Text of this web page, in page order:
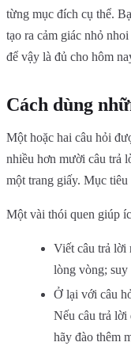
từng mục đích cụ thể.
tạo ra cảm giác nhỏ
để vậy là đủ cho hôm
Cách dùng
Một hoặc hai câu hỏi
nhiều hơn mười câu trả
một trang giấy. Mục
Một vài thói quen giúp
Viết câu trả lời
lòng vòng;
Ở lại với câu
Nếu câu trả lời
hãy đào thêm